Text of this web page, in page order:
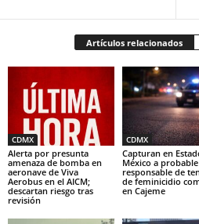
Artículos relacionados
CDMX
Alerta por presunta
amenaza de bomba en
aeronave de Viva
Aerobus en el AICM;
descartan riesgo tras
revisión
CDMX
Capturan en
México a probable
responsable de
de feminicidio
en Cajeme